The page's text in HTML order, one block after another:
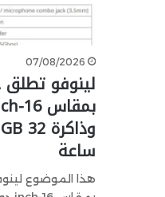
07/08/2026
لينوفو تطلق
ساعة
هذا الموضوع